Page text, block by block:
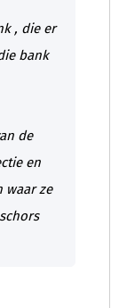
, die er
bank
de
en
waar ze